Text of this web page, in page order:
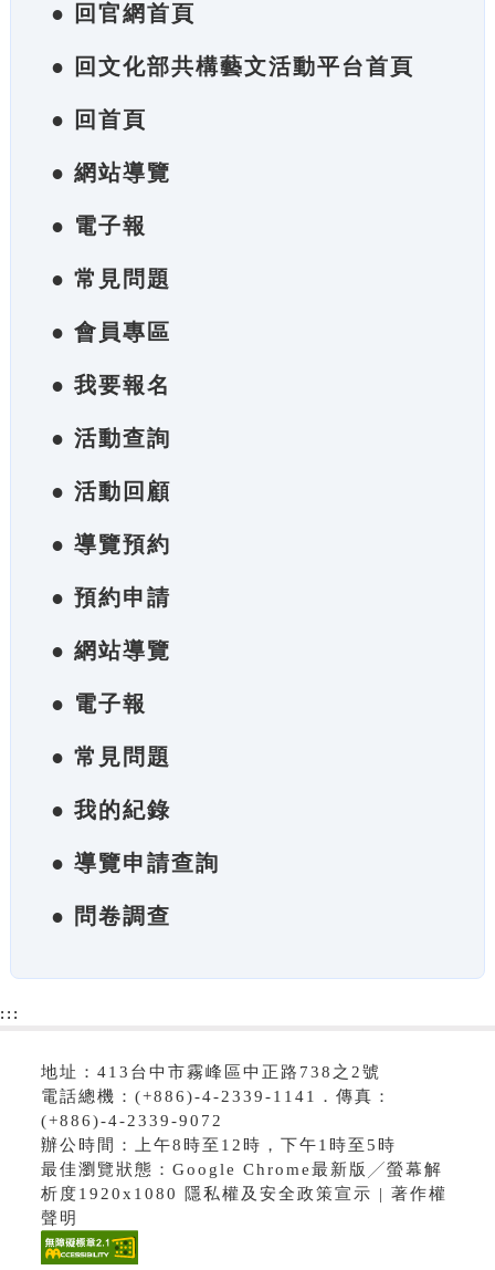
● 回官網首頁
● 回文化部共構藝文活動平台首頁
● 回首頁
● 網站導覽
● 電子報
● 常見問題
● 會員專區
● 我要報名
● 活動查詢
● 活動回顧
● 導覽預約
● 預約申請
● 網站導覽
● 電子報
● 常見問題
● 我的紀錄
● 導覽申請查詢
● 問卷調查
:::
地址：413台中市霧峰區中正路738之2號
電話總機：(+886)-4-2339-1141．傳真：
(+886)-4-2339-9072
辦公時間：上午8時至12時，下午1時至5時
最佳瀏覽狀態：Google Chrome最新版╱螢幕解
析度1920x1080 隱私權及安全政策宣示 | 著作權
聲明